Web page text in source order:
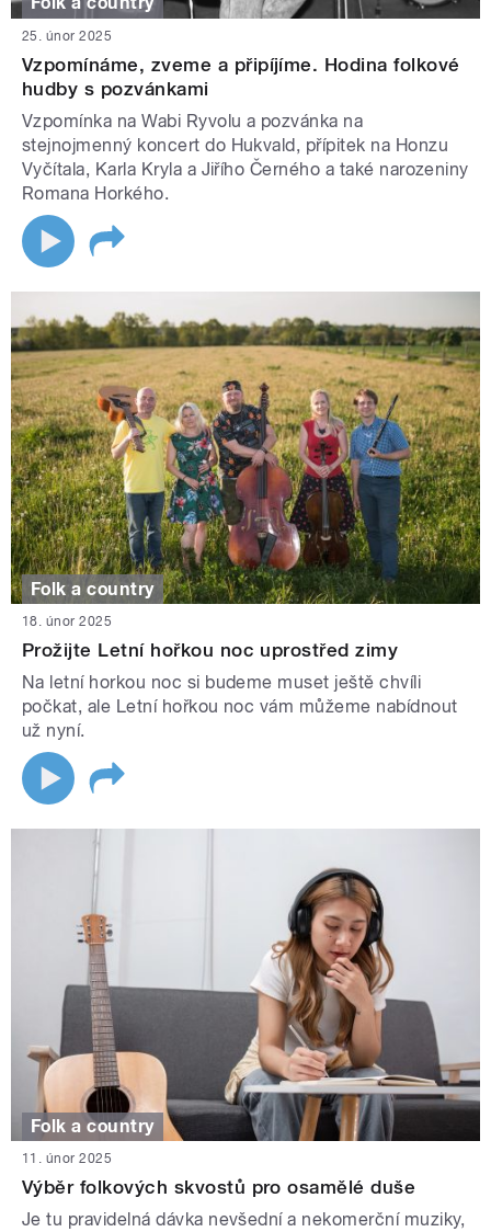
25. únor 2025
Vzpomínáme, zveme a připíjíme. Hodina folkové
hudby s pozvánkami
Vzpomínka na Wabi Ryvolu a pozvánka na
stejnojmenný koncert do Hukvald, přípitek na Honzu
Vyčítala, Karla Kryla a Jiřího Černého a také narozeniny
Romana Horkého.
Folk a country
18. únor 2025
Prožijte Letní hořkou noc uprostřed zimy
Na letní horkou noc si budeme muset ještě chvíli
počkat, ale Letní hořkou noc vám můžeme nabídnout
už nyní.
Folk a country
11. únor 2025
Výběr folkových skvostů pro osamělé duše
Je tu pravidelná dávka nevšední a nekomerční muziky,